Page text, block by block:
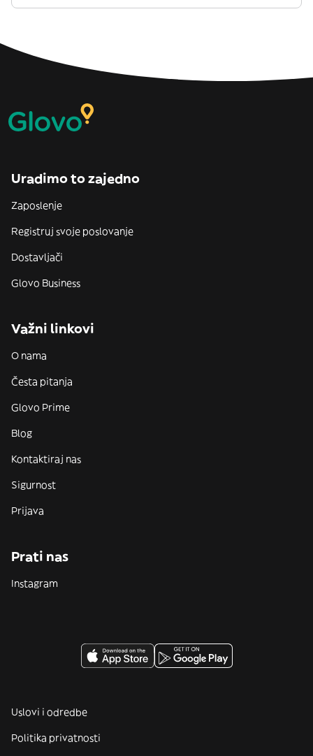
Uradimo to zajedno
Zaposlenje
Registruj svoje poslovanje
Dostavljači
Glovo Business
Važni linkovi
O nama
Česta pitanja
Glovo Prime
Blog
Kontaktiraj nas
Sigurnost
Prijava
Prati nas
Instagram
Uslovi i odredbe
Politika privatnosti